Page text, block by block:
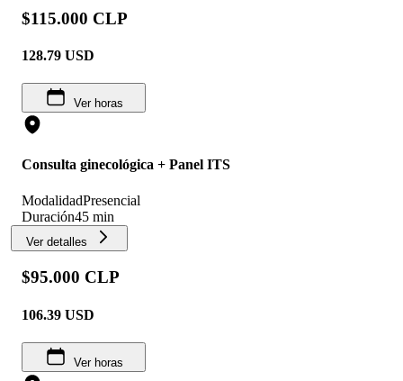
$115.000 CLP
128.79 USD
Ver horas
Consulta ginecológica + Panel ITS
ModalidadPresencial
Duración45 min
Ver detalles
$95.000 CLP
106.39 USD
Ver horas